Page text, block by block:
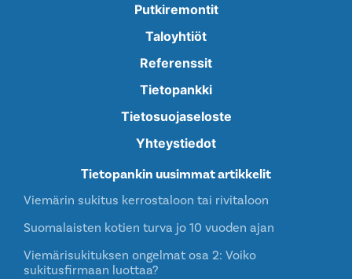
Putkiremontit
Taloyhtiöt
Referenssit
Tietopankki
Tietosuojaseloste
Yhteystiedot
Tietopankin uusimmat artikkelit
Viemärin sukitus kerrostaloon tai rivitaloon
Suomalaisten kotien turva jo 10 vuoden ajan
Viemärisukituksen ongelmat osa 2: Voiko
sukitusfirmaan luottaa?